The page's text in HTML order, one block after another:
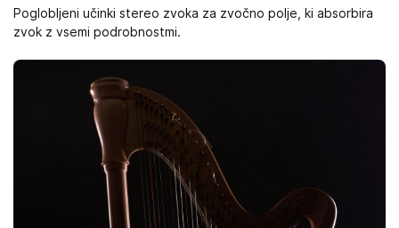
Poglobljeni učinki stereo zvoka za zvočno polje, ki absorbira
zvok z vsemi podrobnostmi.